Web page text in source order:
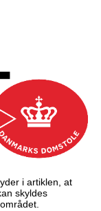
i artiklen, at
skyldes